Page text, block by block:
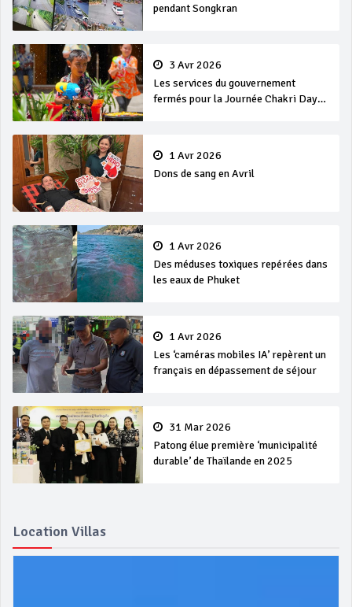
pendant Songkran
3 Avr 2026
Les services du gouvernement
fermés pour la Journée Chakri Day
1 Avr 2026
Dons de sang en Avril
1 Avr 2026
Des méduses toxiques repérées dans
les eaux de Phuket
1 Avr 2026
Les ‘caméras mobiles IA’ repèrent un
français en dépassement de séjour
31 Mar 2026
Patong élue première ‘municipalité
durable’ de Thaïlande en 2025
Location Villas